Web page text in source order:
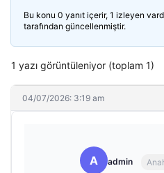
Bu konu 0 yanıt içerir, 1 izleyen
tarafından güncellenmiştir.
1 yazı görüntüleniyor (toplam 1)
04/07/2026: 3:19 am
A admin